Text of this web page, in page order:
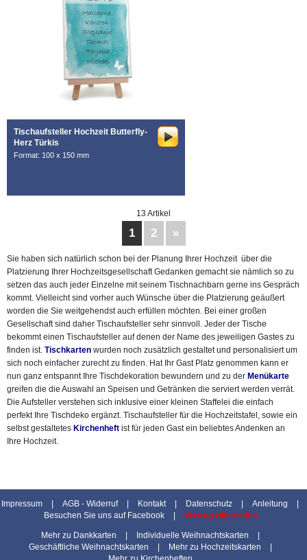
Tischaufsteller Hochzeit Butterfly-
Herz Türkis
Format: 100 x 150 mm
13 Artikel
1 2 »
Sie haben sich natürlich schon bei der Planung Ihrer Hochzeit über die
Platzierung Ihrer Hochzeitsgesellschaft Gedanken gemacht sie nämlich so zu
setzen das auch jeder Einzelne mit seinem Tischnachbarn gerne ins Gespräch
kommt. Vielleicht sind vorher auch Wünsche über die Platzierung geäußert
worden die Sie weitgehendst auch erfüllen möchten. Bei einer großen
Gesellschaft sind daher Tischaufsteller sehr sinnvoll. Jeder der Tische
bekommt einen Tischaufsteller auf denen der Name des jeweiligen Gastes zu
finden ist. Tischkarten wurden noch zusätzlich gestaltet und personalisiert um
sich noch einfacher zurecht zu finden. Hat Ihr Gast Platz genommen kann er
nun ganz entspannt Ihre Tischdekoration bewundern und zu der Menükarte
greifen die die Auswahl an Speisen und Getränken die serviert werden verrät.
Die Aufsteller verstehen sich inklusive einer kleinen Staffelei die einfach
perfekt Ihre Tischdeko ergänzt. Tischaufsteller für die Hochzeitstafel, sowie ein
selbst gestaltetes Kirchenheft ist für jeden Gast ein beliebtes Andenken an
Ihre Hochzeit.
Impressum AGB - Widerruf Kontakt Datenschutz Anleitung
Besuchen Sie uns auf Facebook
Vertrag widerrufen
Mehr zu Dankkarten Individuelle Weihnachtskarten
Geschäftliche Weihnachtskarten
Mehr zu Hochzeitskarten